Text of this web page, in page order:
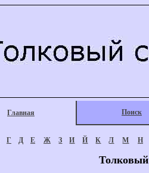
Главная Поиск
Г Д Е Ж З И Й К Л М Н